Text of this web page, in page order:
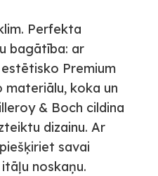
Perfekta
bagātība: ar
Premium
materiālu, koka un
& Boch cildina
dizainu. Ar
savai
noskaņu.